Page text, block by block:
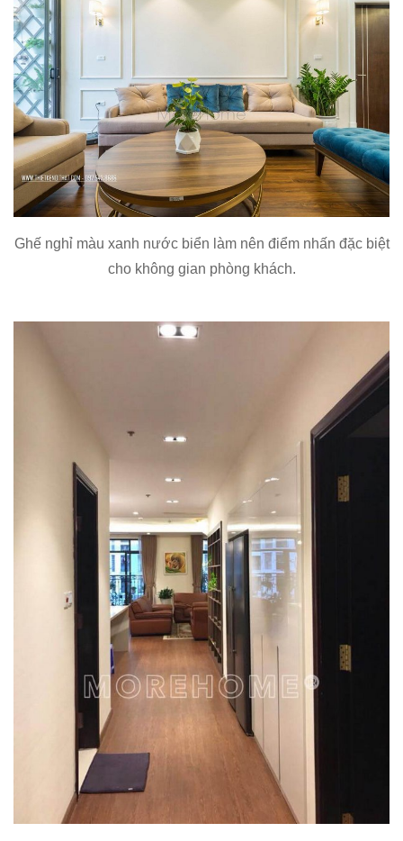
Ghế nghỉ màu xanh nước biển làm nên điểm nhấn đặc biệt
cho không gian phòng khách.